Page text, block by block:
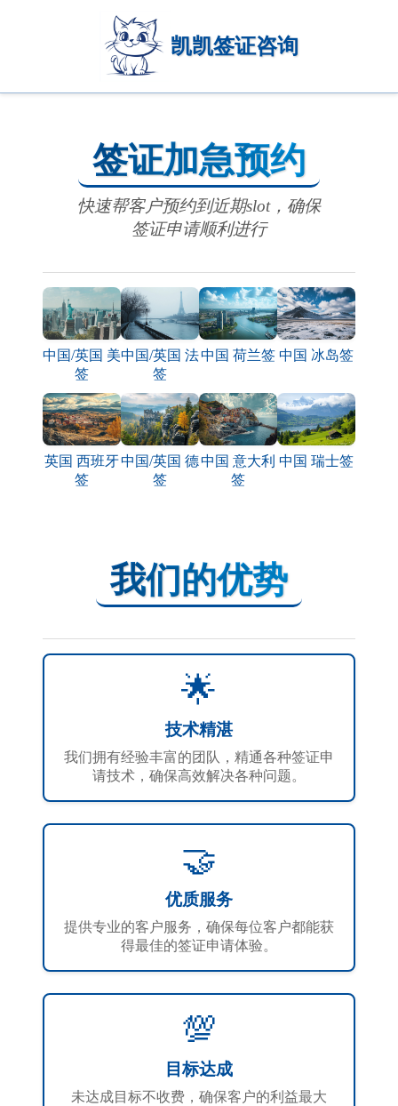
凯凯签证咨询
签证加急预约
快速帮客户预约到近期slot，确保
签证申请顺利进行
中国/英国 美
签
中国/英国 法
签
中国 荷兰签 中国 冰岛签
英国 西班牙
签
中国/英国 德
签
中国 意大利
签
中国 瑞士签
我们的优势
🌟
技术精湛
我们拥有经验丰富的团队，精通各种签证申
请技术，确保高效解决各种问题。
🤝
优质服务
提供专业的客户服务，确保每位客户都能获
得最佳的签证申请体验。
💯
目标达成
未达成目标不收费，确保客户的利益最大